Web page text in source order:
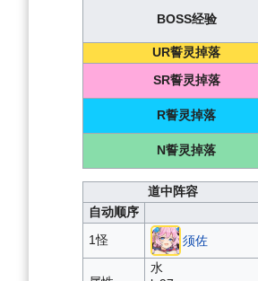
BOSS经验
UR誓灵掉落
SR誓灵掉落
R誓灵掉落
N誓灵掉落
道中阵容
自动顺序
1怪
须佐
水